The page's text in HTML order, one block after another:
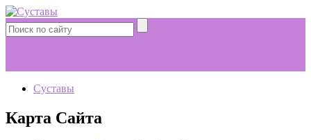
Суставы
Карта Сайта